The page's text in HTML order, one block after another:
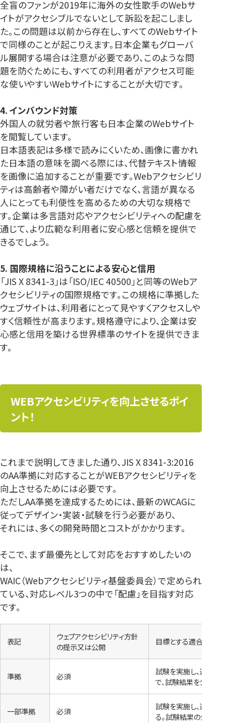
全盲のファンが2019年に海外の女性歌手のWebサ
イトがアクセシブルでないとして訴訟を起こしまし
た。この問題は以前から存在し、すべてのWebサイト
で同様のことが起こりえます。日本企業もグローバ
ル展開する場合は注意が必要であり、このような問
題を防ぐためにも、すべての利用者がアクセス可能
な使いやすいWebサイトにすることが大切です。
4. インバウンド対策
外国人の就労者や旅行客も日本企業のWebサイト
を閲覧しています。
日本語表記は多様で読みにくいため、画像に書かれ
た日本語の意味を調べる際には、代替テキスト情報
を画像に追加することが重要です。Webアクセシビリ
ティは高齢者や障がい者だけでなく、言語が異なる
人にとっても利便性を高めるための大切な規格で
す。企業は多言語対応やアクセシビリティへの配慮を
通じて、より広範な利用者に安心感と信頼を提供で
きるでしょう。
5. 国際規格に沿うことによる安心と信用
「JIS X 8341-3」は「ISO/IEC 40500」と同等のWebア
クセシビリティの国際規格です。この規格に準拠した
ウェブサイトは、利用者にとって見やすくアクセスしや
すく信頼性が高まります。規格遵守により、企業は安
心感と信用を築ける世界標準のサイトを提供できま
す。
WEBアクセシビリティを向上させるポイ
ント！
これまで説明してきました通り、JIS X 8341-3:2016
のAA準拠に対応することがWEBアクセシビリティを
向上させるためには必要です。
ただしAA準拠を達成するためには、最新のWCAGに
従ってデザイン・実装・試験を行う必要があり、
それには、多くの開発時間とコストがかかります。
そこで、まず最優先として対応をおすすめしたいの
は、
WAIC（Webアクセシビリティ基盤委員会）で定められ
ている、対応レベル3つの中で「配慮」を目指す対応
です。
表記
ウェブアクセシビリティ方針
の提示又は公開
目標とする適合レベ
準拠 必須
試験を実施し、達成基
で、試験結果を公開す
一部準拠 必須
試験を実施し、達成基
る。試験結果の公開は